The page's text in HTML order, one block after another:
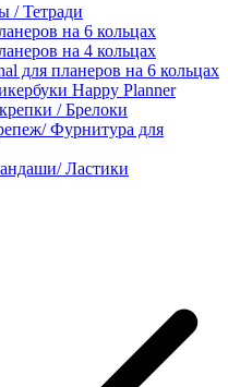
Тетради
на 6 кольцах
на 4 кольцах
для планеров на 6 кольцах
Happy Planner
/ Брелоки
Фурнитура для
Ластики